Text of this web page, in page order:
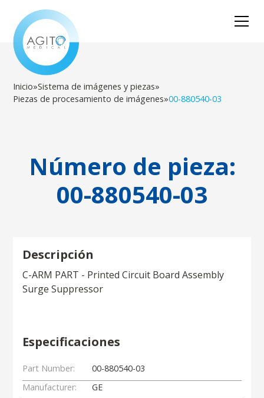
Inicio»Sistema de imágenes y piezas»
Piezas de procesamiento de imágenes»00-880540-03
Número de pieza:
00-880540-03
Descripción
C-ARM PART - Printed Circuit Board Assembly
Surge Suppressor
Especificaciones
Part Number:
00-880540-03
Manufacturer:
GE